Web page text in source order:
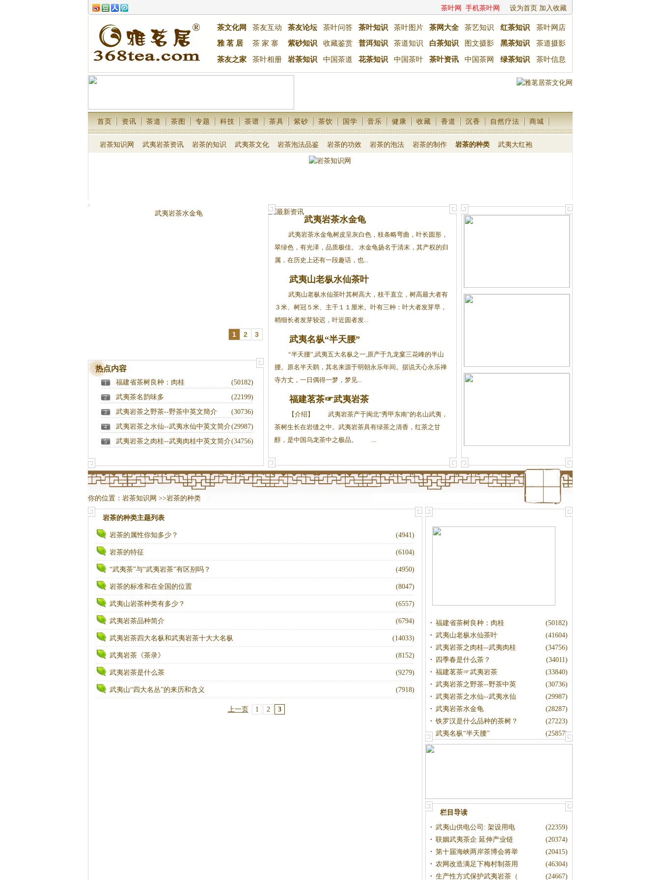
茶叶网 手机茶叶网 设为首页 加入收藏
茶文化网 茶友互动 茶友论坛 茶叶问答 茶叶知识 茶叶图片 茶网大全 茶艺知识 红茶知识
茶叶网店
雅 茗 居
茶 家 寨 紫砂知识 收藏鉴赏 普洱知识 茶道知识 白茶知识 图文摄影 黑茶知识 茶道摄影
茶友之家 茶叶相册 岩茶知识 中国茶道 花茶知识 中国茶叶 茶叶资讯 中国茶网 绿茶知识 茶叶信息
首页 资讯 茶道 茶图 专题 科技 茶谱 茶具 紫砂 茶饮 国学 音乐 健康 收藏 香道 沉香 自然疗法 商城
岩茶知识网 武夷岩茶资讯 岩茶的知识 武夷茶文化 岩茶泡法品鉴 岩茶的功效 岩茶的泡法 岩茶的制作 岩茶的种类 武夷大红袍
武夷岩茶水金龟
1 2 3
热点内容
1 (50182)
福建省茶树良种：肉桂
2 (22199)
武夷茶名韵味多
3 (30736)
武夷岩茶之野茶--野茶中英文簡介
4 (29987)
武夷岩茶之水仙--武夷水仙中英文简介
5 (34756)
武夷岩茶之肉桂--武夷肉桂中英文简介
武夷岩茶水金龟
武夷岩茶水金龟树皮呈灰白色，枝条略弯曲，叶长圆形，
翠绿色，有光泽，品质极佳。 水金龟扬名于清末，其产权的归
属，在历史上还有一段趣话，也...
武夷山老枞水仙茶叶
武夷山老枞水仙茶叶其树高大，枝干直立，树高最大者有
３米、树冠５米、主干１１厘米。叶有三种：叶大者发芽早，
稍细长者发芽较迟，叶近圆者发...
武夷名枞“半天腰”
“半天腰”,武夷五大名枞之一,原产于九龙窠三花峰的半山
腰。原名半天鹞，其名来源于明朝永乐年间。据说天心永乐禅
寺方丈，一日偶得一梦，梦见...
福建茗茶☞武夷岩茶
【介绍】 武夷岩茶产于闽北"秀甲东南"的名山武夷，
茶树生长在岩缝之中。武夷岩茶具有绿茶之清香，红茶之甘
醇，是中国乌龙茶中之极品。 ...
你的位置： 岩茶知识网 >>岩茶的种类
岩茶的种类主题列表
(4941)
岩茶的属性你知多少？
(6104)
岩茶的特征
(4950)
“武夷茶”与“武夷岩茶”有区别吗？
(8047)
岩茶的标准和在全国的位置
(6557)
武夷山岩茶种类有多少？
(6794)
武夷岩茶品种简介
(14033)
武夷岩茶四大名枞和武夷岩茶十大大名枞
(8152)
武夷岩茶《茶录》
(9279)
武夷岩茶是什么茶
(7918)
武夷山“四大名丛”的来历和含义
上一页 1 2 3
(50182)
福建省茶树良种：肉桂
(41604)
武夷山老枞水仙茶叶
(34756)
武夷岩茶之肉桂--武夷肉桂
(34011)
四季春是什么茶？
(33840)
福建茗茶☞武夷岩茶
(30736)
武夷岩茶之野茶--野茶中英
(29987)
武夷岩茶之水仙--武夷水仙
(28287)
武夷岩茶水金龟
(27223)
铁罗汉是什么品种的茶树？
(25857)
武夷名枞“半天腰”
栏目导读
(22359)
武夷山供电公司: 架设用电
(20374)
联姻武夷茶企 延伸产业链
(20415)
第十届海峡两岸茶博会将举
(46304)
农网改造满足下梅村制茶用
(24667)
生产性方式保护武夷岩茶（